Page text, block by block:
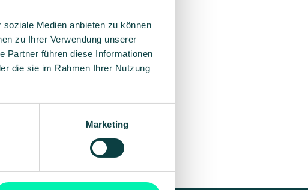
Medien anbieten zu können
zu Ihrer Verwendung unserer
Partner führen diese Informationen
die sie im Rahmen Ihrer Nutzung
Marketing